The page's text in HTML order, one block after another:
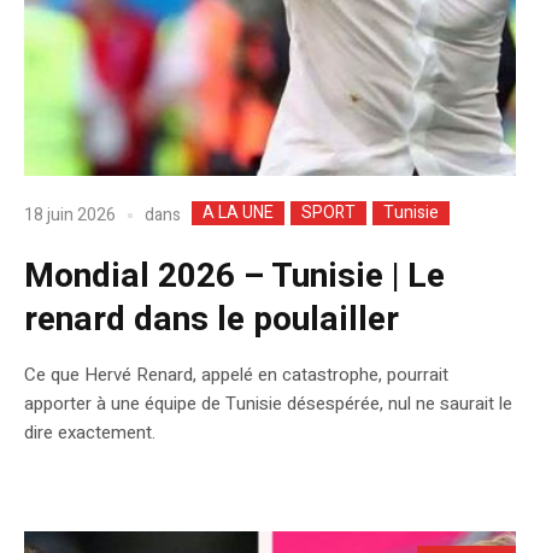
18 juin 2026 dans A LA UNE SPORT Tunisie
Mondial 2026 – Tunisie | Le
renard dans le poulailler
Ce que Hervé Renard, appelé en catastrophe, pourrait
apporter à une équipe de Tunisie désespérée, nul ne saurait le
dire exactement.